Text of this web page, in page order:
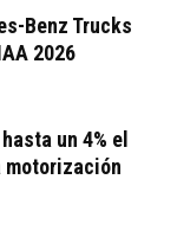
Benz Trucks
2026
un 4% el
motorización